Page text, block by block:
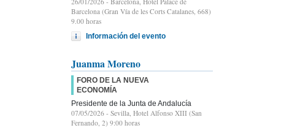
Barcelona (Gran Vía de les Corts Catalanes, 668)
9.00 horas
Información del evento
Juanma Moreno
FORO DE LA NUEVA
ECONOMÍA
Presidente de la Junta de Andalucía
07/05/2026 - Sevilla, Hotel Alfonso XIII (San
Fernando, 2) 9:00 horas